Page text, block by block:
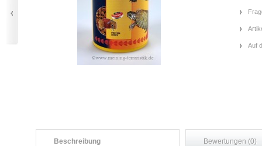
Auf
Beschreibung Bewertungen (0)